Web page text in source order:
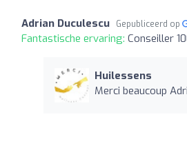
Adrian Duculescu Gepubliceerd op
Fantastische ervaring: Conseiller
Huilessens
Merci beaucoup